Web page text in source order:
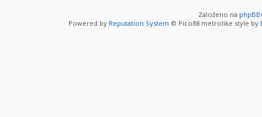
Založeno na phpBB
Powered by Reputation System © Pico88 metrolike style by